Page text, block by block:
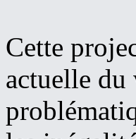
Cette
actuelle du